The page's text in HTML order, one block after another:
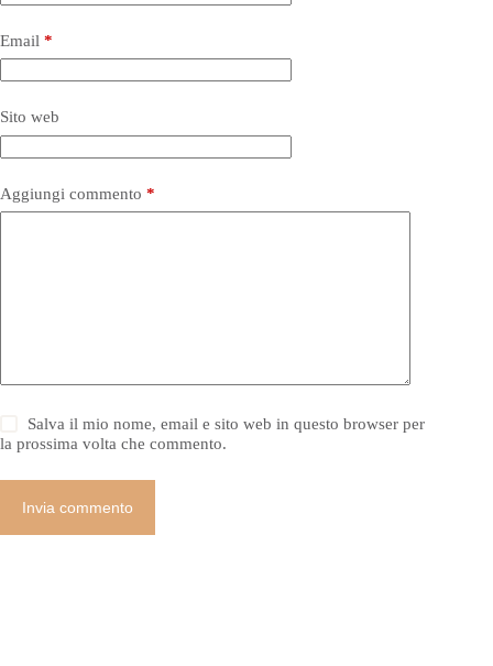
Email *
Sito web
Aggiungi commento *
Salva il mio nome, email e sito web in questo browser per
la prossima volta che commento.
Invia commento